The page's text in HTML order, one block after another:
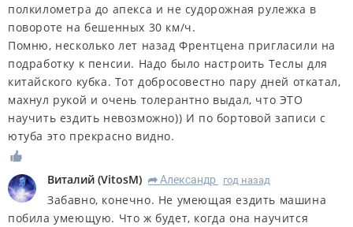
полкилометра до апекса и не судорожная рулежка в
повороте на бешенных 30 км/ч.
Помню, несколько лет назад Френтцена пригласили на
подработку к пенсии. Надо было настроить Теслы для
китайского кубка. Тот добросовестно пару дней откатал,
махнул рукой и очень толерантно выдал, что ЭТО
научить ездить невозможно)) И по бортовой записи с
ютуба это прекрасно видно.
Виталий (VitosM) R Александр год назад
Забавно, конечно. Не умеющая ездить машина
побила умеющую. Что ж будет, когда она научится